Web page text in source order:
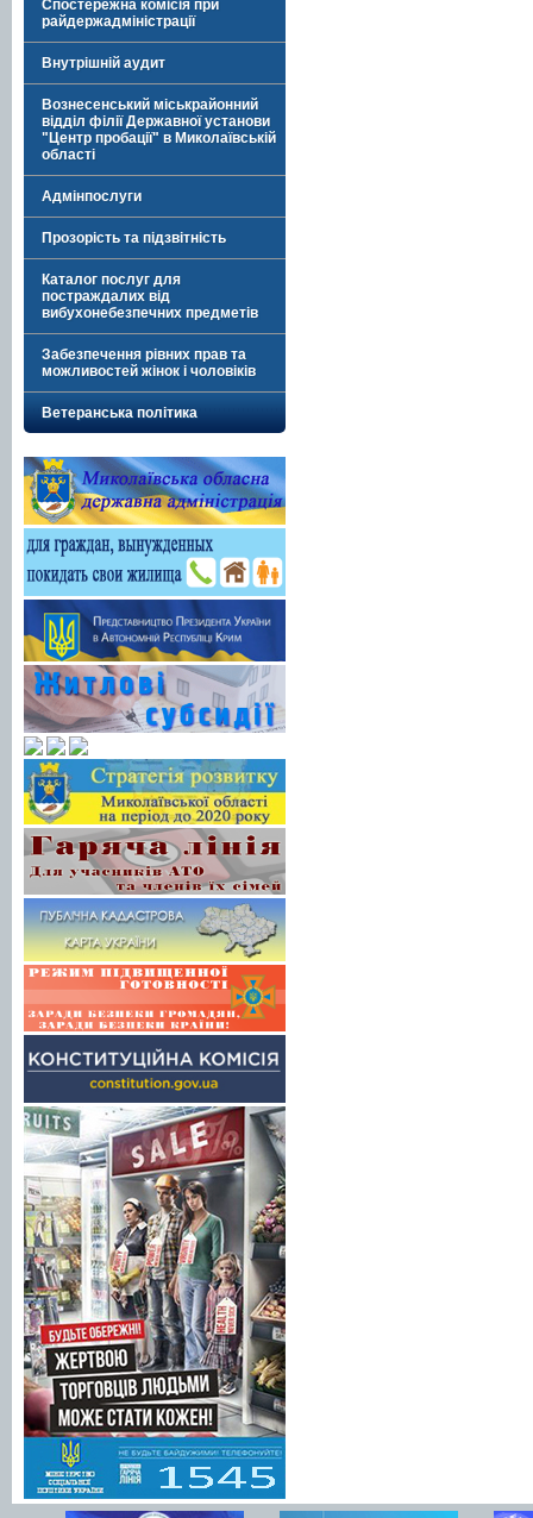
Спостережна комісія при
райдержадміністрації
Внутрішній аудит
Вознесенський міськрайонний
відділ філії Державної установи
"Центр пробації" в Миколаївській
області
Адмінпослуги
Прозорість та підзвітність
Каталог послуг для
постраждалих від
вибухонебезпечних предметів
Забезпечення рівних прав та
можливостей жінок і чоловіків
Ветеранська політика